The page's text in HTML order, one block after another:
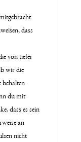
dass
von tiefer
wir die
behalten
du mit
dass es sein
an
nicht